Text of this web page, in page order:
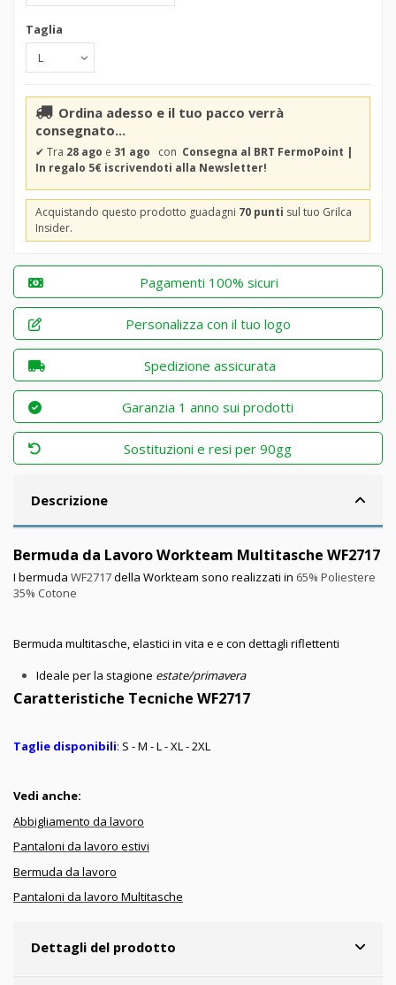
Taglia
Ordina adesso e il tuo pacco verrà
consegnato...
✔ Tra 28 ago e 31 ago con Consegna al BRT FermoPoint |
In regalo 5€ iscrivendoti alla Newsletter!
Acquistando questo prodotto guadagni 70 punti sul tuo Grilca
Insider.
Pagamenti 100% sicuri
Personalizza con il tuo logo
Spedizione assicurata
Garanzia 1 anno sui prodotti
Sostituzioni e resi per 90gg
Descrizione
Bermuda da Lavoro Workteam Multitasche WF2717
I bermuda WF2717della Workteam sono realizzati in 65% Poliestere
35% Cotone
Bermuda multitasche, elastici in vita e e con dettagli riflettenti
Ideale per la stagione estate/primavera
Caratteristiche Tecniche WF2717
Taglie disponibili: S - M - L - XL - 2XL
Vedi anche:
Abbigliamento da lavoro
Pantaloni da lavoro estivi
Bermuda da lavoro
Pantaloni da lavoro Multitasche
Dettagli del prodotto